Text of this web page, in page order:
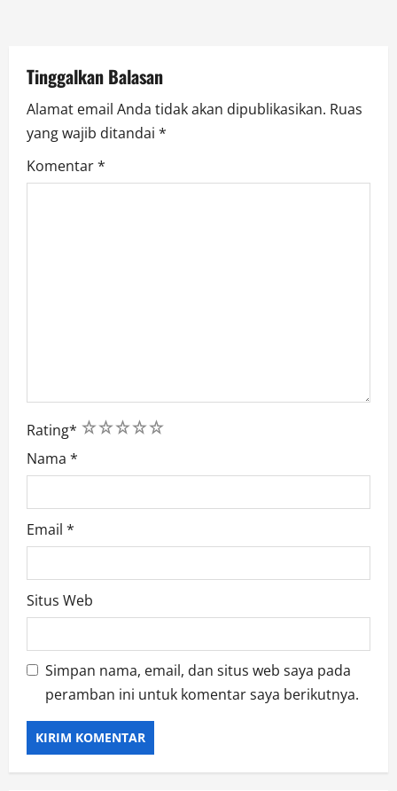
o
n
Tinggalkan Balasan
Alamat email Anda tidak akan dipublikasikan. Ruas
yang wajib ditandai *
Komentar*
Rating* 5
4
3
2
1
Nama *
Email *
Situs Web
Simpan nama, email, dan situs web saya pada
peramban ini untuk komentar saya berikutnya.